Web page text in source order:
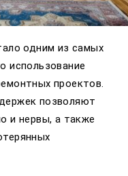
одним из самых
использование
проектов.
позволяют
и нервы, а также